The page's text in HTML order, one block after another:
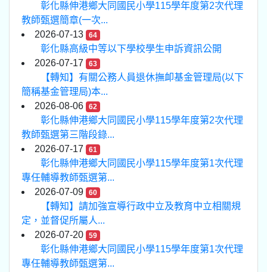
彰化縣伸港鄉大同國民小學115學年度第2次代理
教師甄選簡章(一次...
2026-07-13
64
彰化縣高級中等以下學校學生申訴資訊公開
2026-07-17
63
【轉知】有關公務人員退休撫卹基金管理局(以下
簡稱基金管理局)本...
2026-08-06
62
彰化縣伸港鄉大同國民小學115學年度第2次代理
教師甄選第三階段錄...
2026-07-17
61
彰化縣伸港鄉大同國民小學115學年度第1次代理
專任輔導教師甄選第...
2026-07-09
60
【轉知】請加強宣導行政中立及教育中立相關規
定，並督促所屬人...
2026-07-20
59
彰化縣伸港鄉大同國民小學115學年度第1次代理
專任輔導教師甄選第...